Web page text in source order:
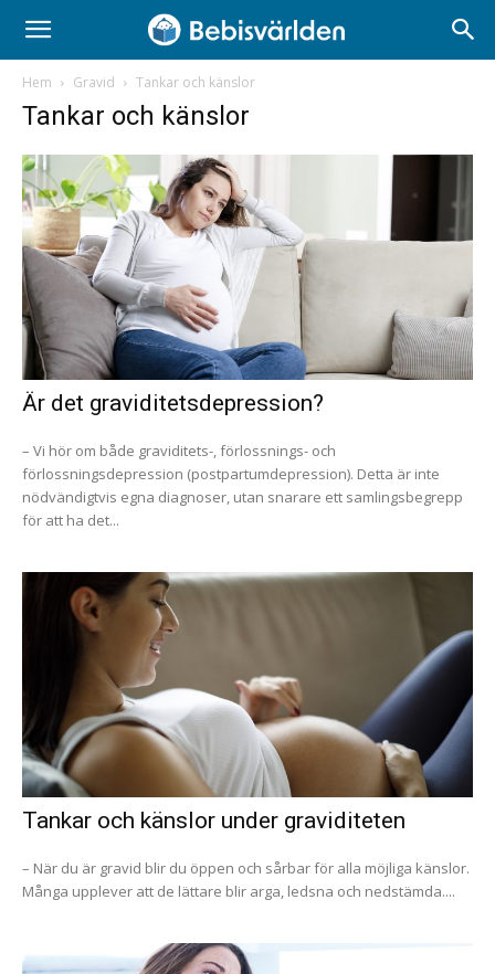
Hem Gravid Tankar och känslor
Tankar och känslor
Är det graviditetsdepression?
– Vi hör om både graviditets-, förlossnings- och
förlossningsdepression (postpartumdepression). Detta är inte
nödvändigtvis egna diagnoser, utan snarare ett samlingsbegrepp
för att ha det...
Tankar och känslor under graviditeten
– När du är gravid blir du öppen och sårbar för alla möjliga känslor.
Många upplever att de lättare blir arga, ledsna och nedstämda....